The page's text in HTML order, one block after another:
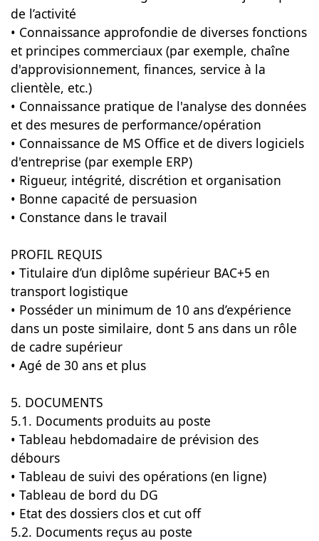
de l’activité
• Connaissance approfondie de diverses fonctions
et principes commerciaux (par exemple, chaîne
d'approvisionnement, finances, service à la
clientèle, etc.)
• Connaissance pratique de l'analyse des données
et des mesures de performance/opération
• Connaissance de MS Office et de divers logiciels
d'entreprise (par exemple ERP)
• Rigueur, intégrité, discrétion et organisation
• Bonne capacité de persuasion
• Constance dans le travail
PROFIL REQUIS
• Titulaire d’un diplôme supérieur BAC+5 en
transport logistique
• Posséder un minimum de 10 ans d’expérience
dans un poste similaire, dont 5 ans dans un rôle
de cadre supérieur
• Agé de 30 ans et plus
5. DOCUMENTS
5.1. Documents produits au poste
• Tableau hebdomadaire de prévision des
débours
• Tableau de suivi des opérations (en ligne)
• Tableau de bord du DG
• Etat des dossiers clos et cut off
5.2. Documents reçus au poste